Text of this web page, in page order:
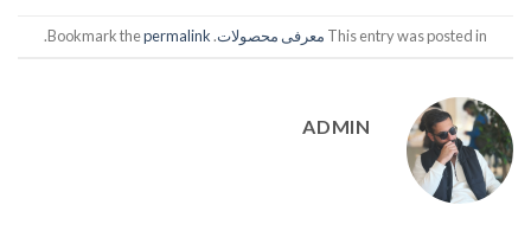
This entry was posted in معرفی محصولات. Bookmark the
permalink
.
ADMIN